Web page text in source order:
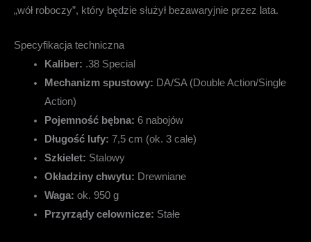
„wół roboczy”, który będzie służył bezawaryjnie przez lata.
Specyfikacja techniczna
Kaliber: .38 Special
Mechanizm spustowy: DA/SA (Double Action/Single
Action)
Pojemność bębna: 6 nabojów
Długość lufy: 7,5 cm (ok. 3 cale)
Szkielet: Stalowy
Okładziny chwytu: Drewniane
Waga: ok. 950 g
Przyrządy celownicze: Stałe